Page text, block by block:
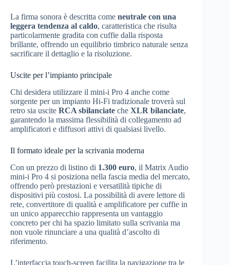
La firma sonora è descritta come neutrale con una
leggera tendenza al caldo, caratteristica che risulta
particolarmente gradita con cuffie dalla risposta
brillante, offrendo un equilibrio timbrico naturale senza
sacrificare il dettaglio e la risoluzione.
Uscite per l’impianto principale
Chi desidera utilizzare il mini-i Pro 4 anche come
sorgente per un impianto Hi-Fi tradizionale troverà sul
retro sia uscite RCA sbilanciate che XLR bilanciate,
garantendo la massima flessibilità di collegamento ad
amplificatori e diffusori attivi di qualsiasi livello.
Il formato ideale per la scrivania moderna
Con un prezzo di listino di 1.300 euro, il Matrix Audio
mini-i Pro 4 si posiziona nella fascia media del mercato,
offrendo però prestazioni e versatilità tipiche di
dispositivi più costosi. La possibilità di avere lettore di
rete, convertitore di qualità e amplificatore per cuffie in
un unico apparecchio rappresenta un vantaggio
concreto per chi ha spazio limitato sulla scrivania ma
non vuole rinunciare a una qualità d’ascolto di
riferimento.
L’interfaccia touch-screen facilita la navigazione tra le